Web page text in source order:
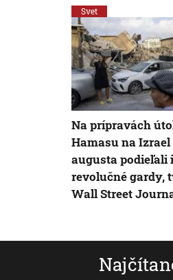
Svet
Na prípravách
Hamasu na Izrael
augusta podieľali
revolučné gardy,
Wall Street